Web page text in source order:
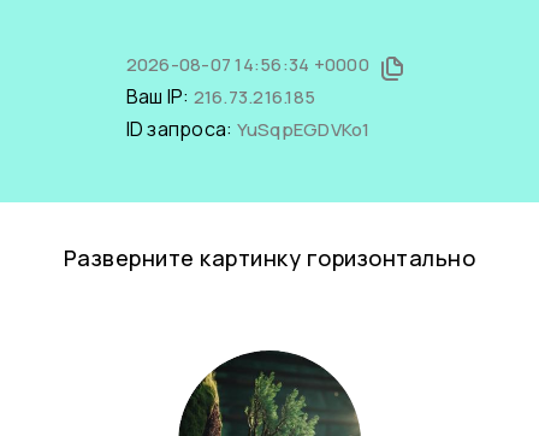
2026-08-07 14:56:34 +0000
Ваш IP: 216.73.216.185
ID запроса: YuSqpEGDVKo1
Разверните картинку горизонтально